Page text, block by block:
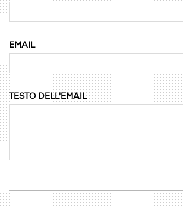
EMAIL
TESTO DELL'EMAIL